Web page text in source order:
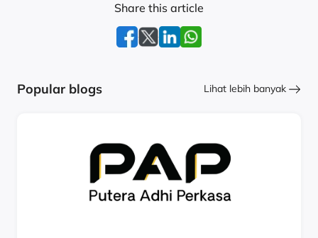
Share this article
Popular blogs Lihat lebih banyak